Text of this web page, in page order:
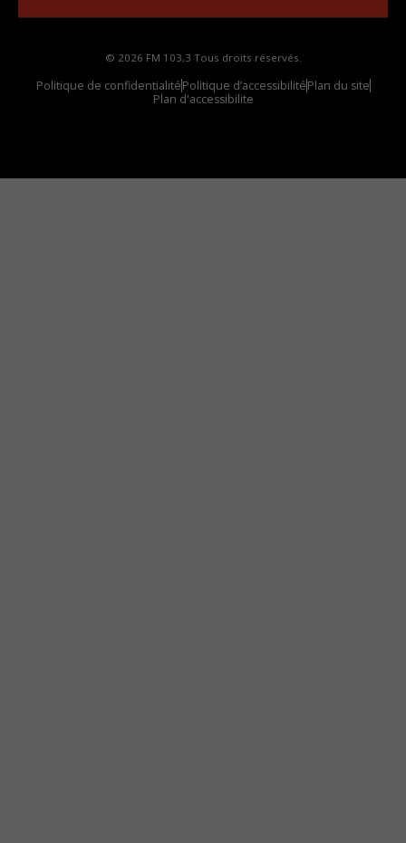
© 2026 FM 103,3 Tous droits réservés.
Politique de confidentialitéPolitique d’accessibilitéPlan du site
Plan d'accessibilite